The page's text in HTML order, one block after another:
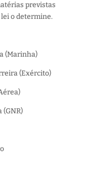
previstas
o determine.
(Marinha)
(Exército)
(GNR)